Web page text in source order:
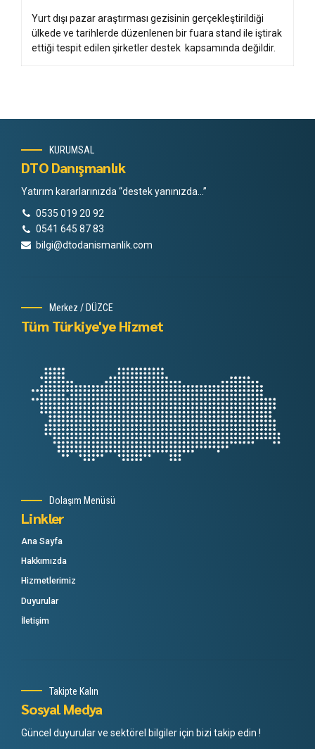
Yurt dışı pazar araştırması gezisinin gerçekleştirildiği
ülkede ve tarihlerde düzenlenen bir fuara stand ile iştirak
ettiği tespit edilen şirketler destek kapsamında değildir.
KURUMSAL
DTO Danışmanlık
Yatırım kararlarınızda “destek yanınızda…”
0535 019 20 92
0541 645 87 83
bilgi@dtodanismanlik.com
Merkez / DÜZCE
Tüm Türkiye'ye Hizmet
Dolaşım Menüsü
Linkler
Ana Sayfa
Hakkımızda
Hizmetlerimiz
Duyurular
İletişim
Takipte Kalın
Sosyal Medya
Güncel duyurular ve sektörel bilgiler için bizi takip edin !